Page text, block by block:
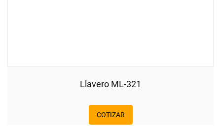
Llavero ML-321
COTIZAR